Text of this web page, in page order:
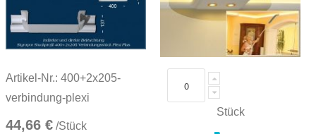
Artikel-Nr.: 400+2x205-
verbindung-plexi
44,66 € /Stück
Stück